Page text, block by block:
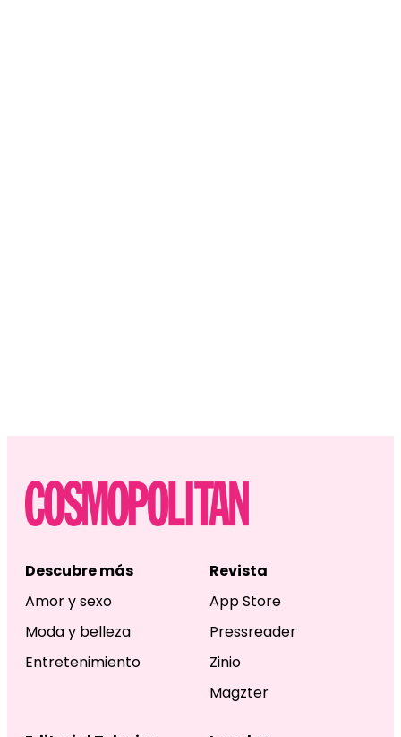
Descubre más
Amor y sexo
Moda y belleza
Entretenimiento
Revista
App Store
Pressreader
Zinio
Magzter